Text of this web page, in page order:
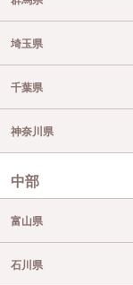
埼玉県
千葉県
神奈川県
中部
富山県
石川県